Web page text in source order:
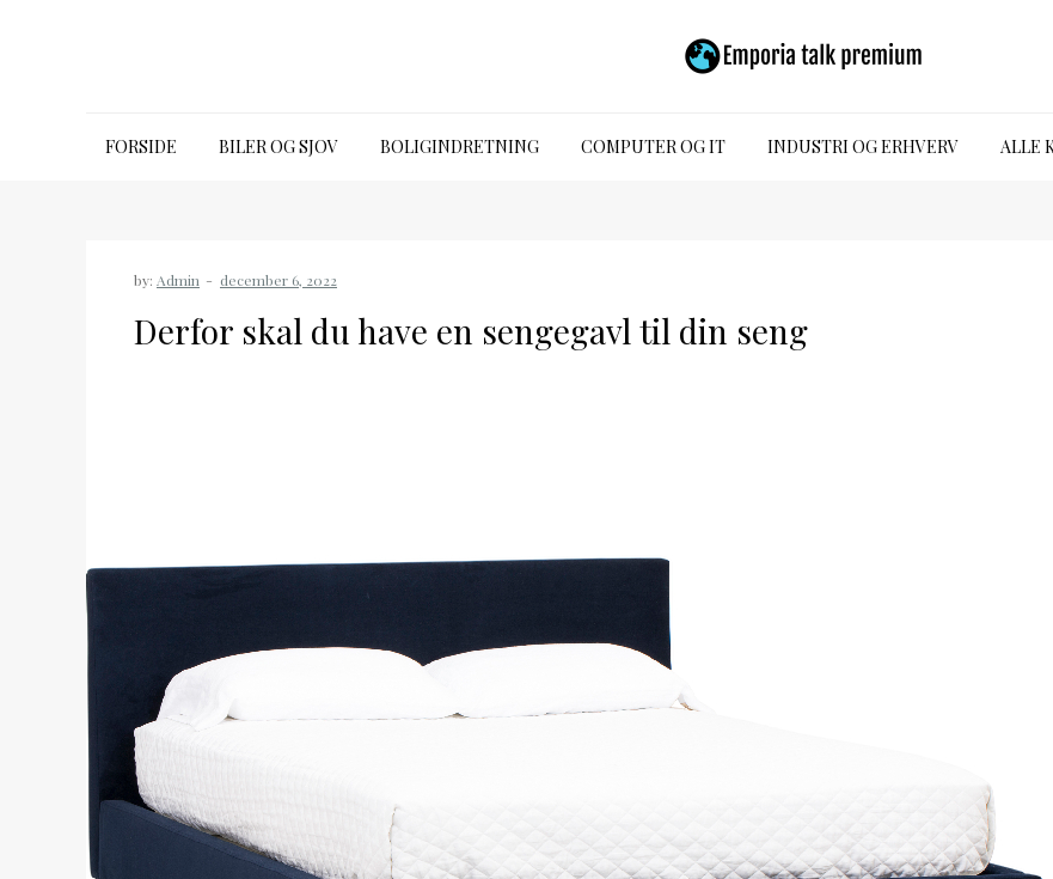
FORSIDE BILER OG SJOV BOLIGINDRETNING COMPUTER OG IT INDUSTRI OG ERHVERV ALLE
by: Admin
Derfor skal du have en sengegavl til din seng